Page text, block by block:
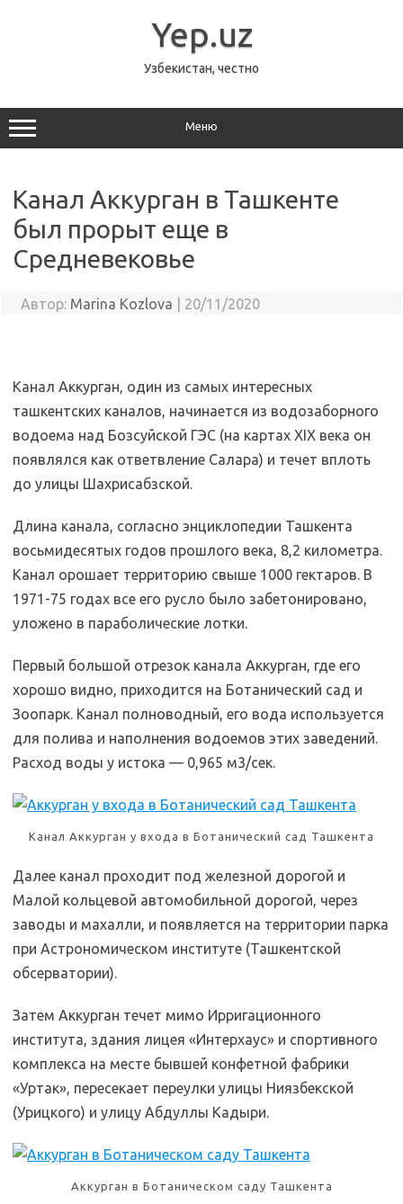
Yep.uz
Узбекистан, честно
Меню
Канал Аккурган в Ташкенте
был прорыт еще в
Средневековье
Автор: Marina Kozlova 20/11/2020
Канал Аккурган, один из самых интересных
ташкентских каналов, начинается из водозаборного
водоема над Бозсуйской ГЭС (на картах XIX века он
появлялся как ответвление Салара) и течет вплоть
до улицы Шахрисабзской.
Длина канала, согласно энциклопедии Ташкента
восьмидесятых годов прошлого века, 8,2 километра.
Канал орошает территорию свыше 1000 гектаров. В
1971-75 годах все его русло было забетонировано,
уложено в параболические лотки.
Первый большой отрезок канала Аккурган, где его
хорошо видно, приходится на Ботанический сад и
Зоопарк. Канал полноводный, его вода используется
для полива и наполнения водоемов этих заведений.
Расход воды у истока — 0,965 м3/сек.
Канал Аккурган у входа в Ботанический сад Ташкента
Далее канал проходит под железной дорогой и
Малой кольцевой автомобильной дорогой, через
заводы и махалли, и появляется на территории парка
при Астрономическом институте (Ташкентской
обсерватории).
Затем Аккурган течет мимо Ирригационного
института, здания лицея «Интерхаус» и спортивного
комплекса на месте бывшей конфетной фабрики
«Уртак», пересекает переулки улицы Ниязбекской
(Урицкого) и улицу Абдуллы Кадыри.
Аккурган в Ботаническом саду Ташкента